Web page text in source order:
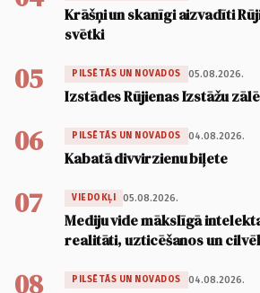
Krāšņi un skanīgi aizvadīti
svētki
05 PILSĒTĀS UN NOVADOS 05.08.2026.
Izstādes Rūjienas Izstāžu zālē
06 PILSĒTĀS UN NOVADOS 04.08.2026.
Kabatā divvirzienu biļete
07 VIEDOKĻI 05.08.2026.
Mediju vide mākslīgā
realitāti, uzticēšanos un
08 PILSĒTĀS UN NOVADOS 04.08.2026.